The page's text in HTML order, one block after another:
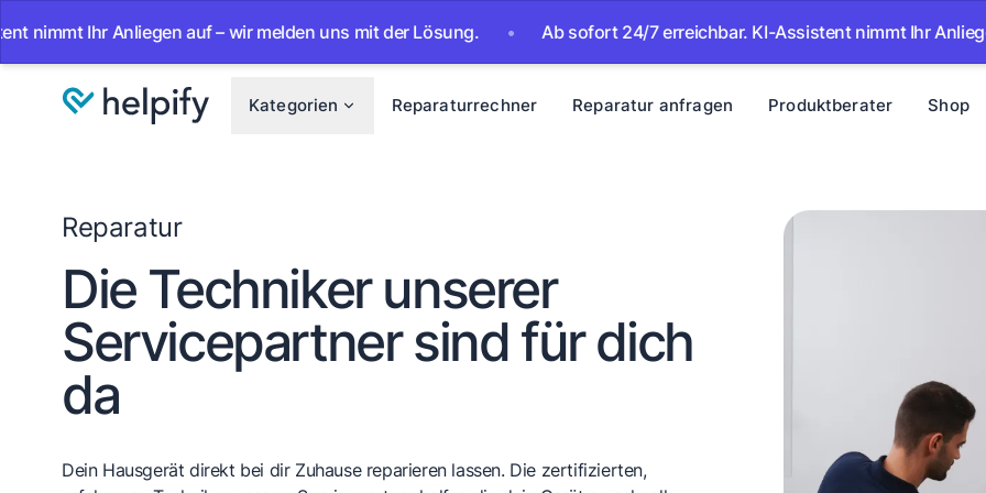
Anliegen auf – wir melden uns mit der Lösung. • Ab sofort 24/7 erreichbar. KI-Assistent nimmt Ihr Anliegen auf –
Kategorien Reparaturrechner Reparatur anfragen Produktberater Shop
Reparatur
Die Techniker unserer
Servicepartner sind für dich
da
Dein Hausgerät direkt bei dir Zuhause reparieren lassen. Die zertifizierten,